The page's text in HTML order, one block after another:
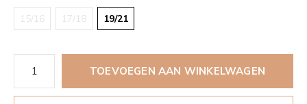
15/16 17/18 19/21
TOEVOEGEN AAN WINKELWAGEN